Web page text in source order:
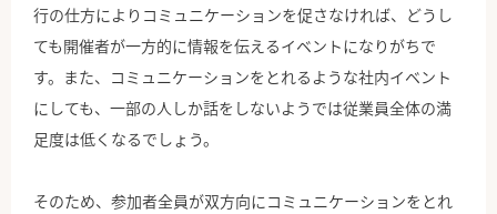
行の仕方によりコミュニケーションを促さなければ、どうし
ても開催者が一方的に情報を伝えるイベントになりがちで
す。また、コミュニケーションをとれるような社内イベント
にしても、一部の人しか話をしないようでは従業員全体の満
足度は低くなるでしょう。
そのため、参加者全員が双方向にコミュニケーションをとれ